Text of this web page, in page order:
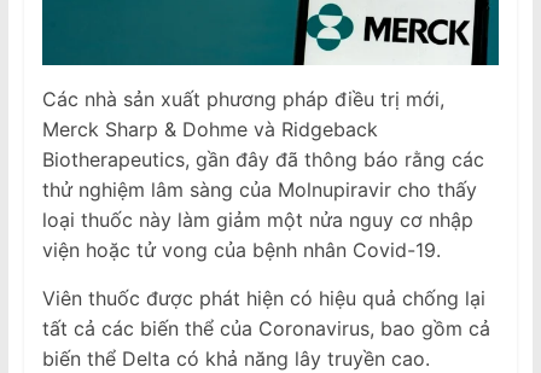
Các nhà sản xuất phương pháp điều trị mới,
Merck Sharp & Dohme và Ridgeback
Biotherapeutics, gần đây đã thông báo rằng các
thử nghiệm lâm sàng của Molnupiravir cho thấy
loại thuốc này làm giảm một nửa nguy cơ nhập
viện hoặc tử vong của bệnh nhân Covid-19.
Viên thuốc được phát hiện có hiệu quả chống lại
tất cả các biến thể của Coronavirus, bao gồm cả
biến thể Delta có khả năng lây truyền cao.